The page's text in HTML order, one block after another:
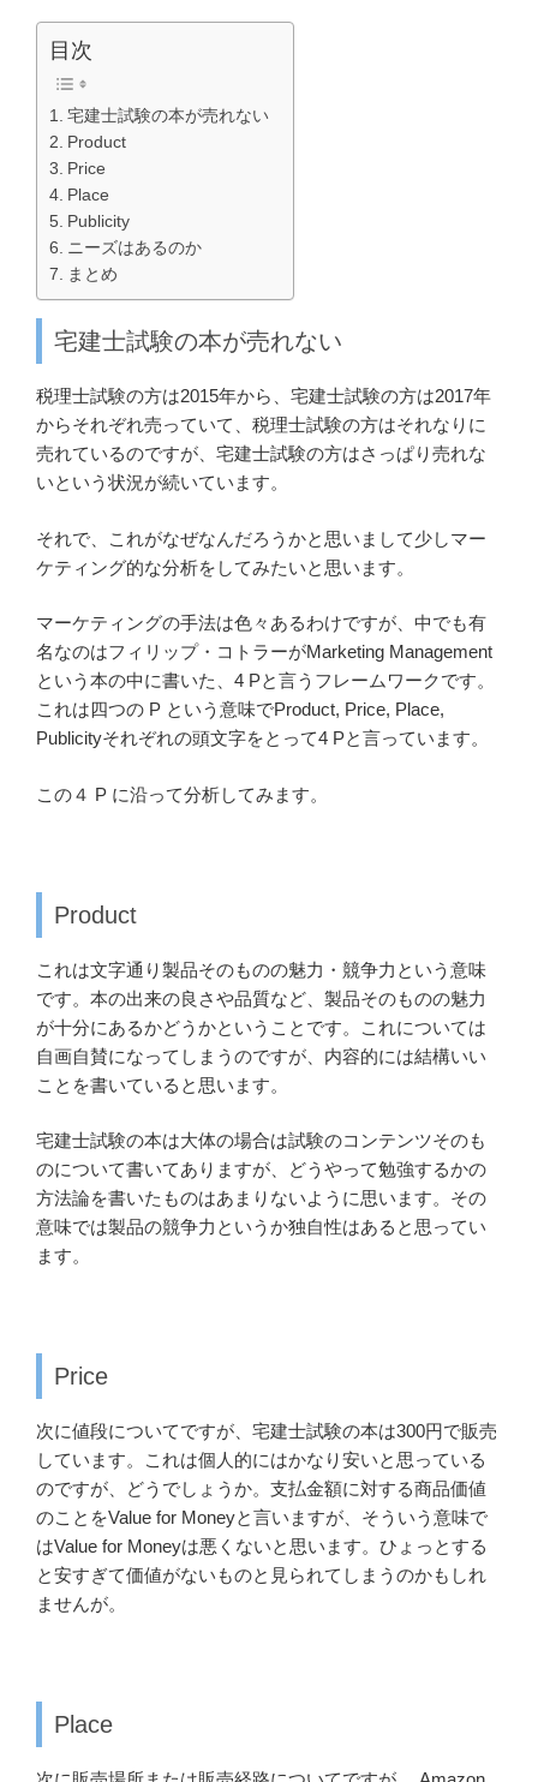
目次
宅建士試験の本が売れない
Product
Price
Place
Publicity
ニーズはあるのか
まとめ
宅建士試験の本が売れない
税理士試験の方は2015年から、宅建士試験の方は2017年
からそれぞれ売っていて、税理士試験の方はそれなりに
売れているのですが、宅建士試験の方はさっぱり売れな
いという状況が続いています。
それで、これがなぜなんだろうかと思いまして少しマー
ケティング的な分析をしてみたいと思います。
マーケティングの手法は色々あるわけですが、中でも有
名なのはフィリップ・コトラーがMarketing Management
という本の中に書いた、4 Pと言うフレームワークです。
これは四つの P という意味でProduct, Price, Place,
Publicityそれぞれの頭文字をとって4 Pと言っています。
この４ P に沿って分析してみます。
Product
これは文字通り製品そのものの魅力・競争力という意味
です。本の出来の良さや品質など、製品そのものの魅力
が十分にあるかどうかということです。これについては
自画自賛になってしまうのですが、内容的には結構いい
ことを書いていると思います。
宅建士試験の本は大体の場合は試験のコンテンツそのも
のについて書いてありますが、どうやって勉強するかの
方法論を書いたものはあまりないように思います。その
意味では製品の競争力というか独自性はあると思ってい
ます。
Price
次に値段についてですが、宅建士試験の本は300円で販売
しています。これは個人的にはかなり安いと思っている
のですが、どうでしょうか。支払金額に対する商品価値
のことをValue for Moneyと言いますが、そういう意味で
はValue for Moneyは悪くないと思います。ひょっとする
と安すぎて価値がないものと見られてしまうのかもしれ
ませんが。
Place